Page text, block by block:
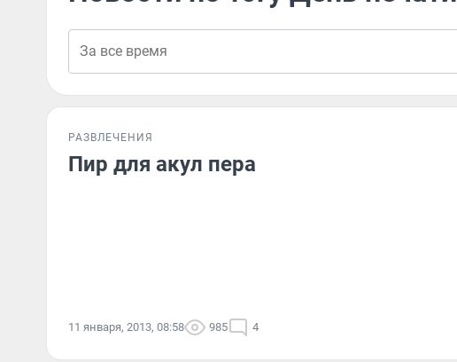
РАЗВЛЕЧЕНИЯ
Пир для акул пера
11 января, 2013, 08:58 985 4